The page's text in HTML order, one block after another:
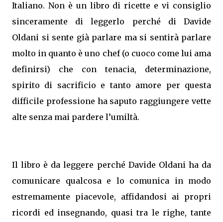
Italiano. Non è un libro di ricette e vi consiglio
sinceramente di leggerlo perché di Davide
Oldani si sente già parlare ma si sentirà parlare
molto in quanto è uno chef (o cuoco come lui ama
definirsi) che con tenacia, determinazione,
spirito di sacrificio e tanto amore per questa
difficile professione ha saputo raggiungere vette
alte senza mai pardere l’umiltà.
Il libro è da leggere perché Davide Oldani ha da
comunicare qualcosa e lo comunica in modo
estremamente piacevole, affidandosi ai propri
ricordi ed insegnando, quasi tra le righe, tante